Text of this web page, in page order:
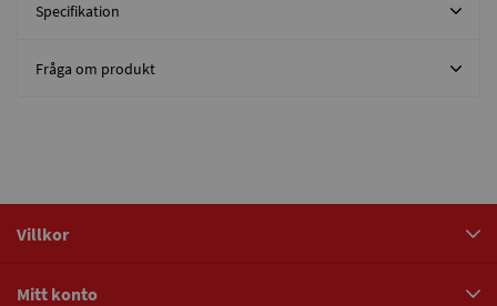
Specifikation
Fråga om produkt
Villkor
Mitt konto